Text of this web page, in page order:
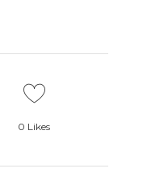
0 Likes